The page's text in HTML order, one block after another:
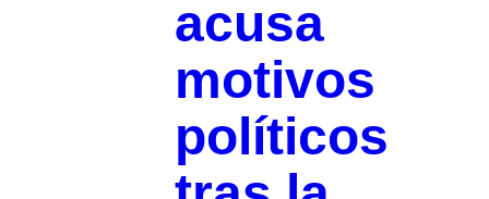
acusa
motivos
políticos